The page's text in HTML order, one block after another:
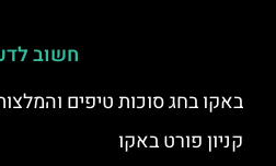
חשוב
באקו בחג סוכות טיפים
קניון פורט באקו